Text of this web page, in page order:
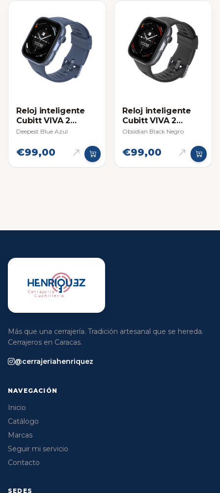
Reloj inteligente
Cubitt VIVA 2
Smartwatch
Deepest Blue Azul
€99,00
Reloj inteligente
Cubitt VIVA 2
Smartwatch
Obsidian Black Negro
€99,00
Más que una cerrajería. Tradición artesanal que se hereda.
Cerrajeros en Caracas.
@cerrajeriahenriquez
NAVEGACIÓN
Inicio
Catálogo
Marcas
Seguir mi servicio
Contacto
SEDES